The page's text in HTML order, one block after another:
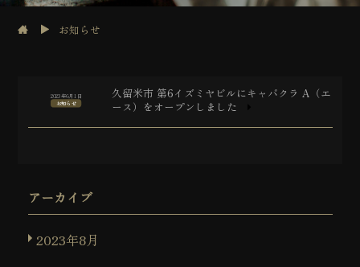
お知らせ
2023年6月1日
お知らせ
久留米市 第6イズミヤビルにキャバクラ A（エ
ース）をオープンしました
アーカイブ
2023年8月